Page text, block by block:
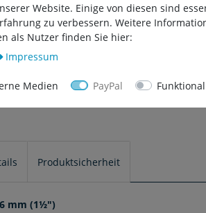
Produktsicherheit
mm (1½")
Website. Einige von diesen sind
zu verbessern. Weitere
als Nutzer finden Sie hier:
Impressum
Medien PayPal Funktional